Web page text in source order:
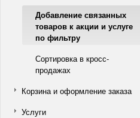
Добавление связанных
товаров к акции и услуге
по фильтру
Сортировка в кросс-
продажах
Корзина и оформление заказа
Услуги